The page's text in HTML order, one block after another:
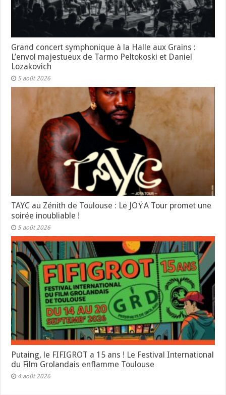
Grand concert symphonique à la Halle aux Grains :
L’envol majestueux de Tarmo Peltokoski et Daniel
Lozakovich
5 août 2026
TAYC au Zénith de Toulouse : Le JOŸA Tour promet une
soirée inoubliable !
5 août 2026
Putaing, le FIFIGROT a 15 ans ! Le Festival International
du Film Grolandais enflamme Toulouse
4 août 2026